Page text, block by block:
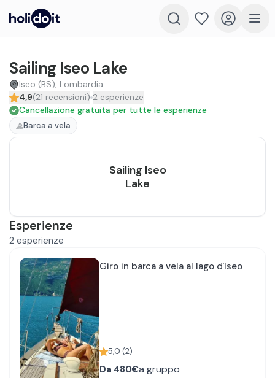
Sailing Iseo Lake
Iseo (BS), Lombardia
4,9(21 recensioni) 2 esperienze
Cancellazione gratuita per tutte le esperienze
Barca a vela
Esperienze
2 esperienze
Giro in barca a vela al lago d'Iseo
5,0 (2)
Da 480€a gruppo
Sailing Iseo
Lake